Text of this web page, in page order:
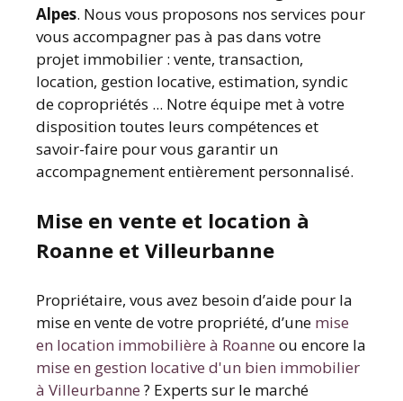
Alpes. Nous vous proposons nos services pour
vous accompagner pas à pas dans votre
projet immobilier : vente, transaction,
location, gestion locative, estimation, syndic
de copropriétés ... Notre équipe met à votre
disposition toutes leurs compétences et
savoir-faire pour vous garantir un
accompagnement entièrement personnalisé.
Mise en vente et location à
Roanne et Villeurbanne
Propriétaire, vous avez besoin d’aide pour la
mise en vente de votre propriété, d’une mise
en location immobilière à Roanne ou encore la
mise en gestion locative d'un bien immobilier
à Villeurbanne ? Experts sur le marché